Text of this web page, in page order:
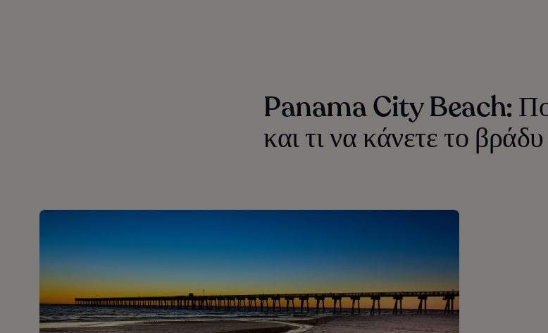
Panama City Beach:
και τι να κάνετε το βράδυ